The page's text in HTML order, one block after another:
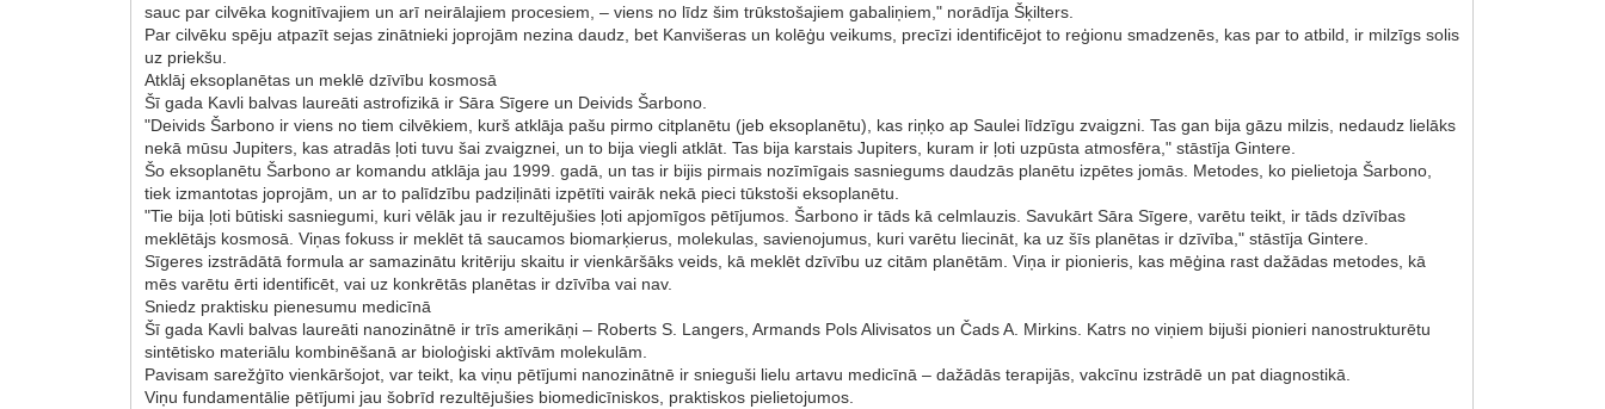
sauc par cilvēka kognitīvajiem un arī neirālajiem procesiem, – viens no līdz šim trūkstošajiem gabaliņiem," norādīja Šķilters.
Par cilvēku spēju atpazīt sejas zinātnieki joprojām nezina daudz, bet Kanvišeras un kolēģu veikums, precīzi identificējot to reģionu smadzenēs, kas par to atbild, ir milzīgs solis
uz priekšu.
Atklāj eksoplanētas un meklē dzīvību kosmosā
Šī gada Kavli balvas laureāti astrofizikā ir Sāra Sīgere un Deivids Šarbono.
"Deivids Šarbono ir viens no tiem cilvēkiem, kurš atklāja pašu pirmo citplanētu (jeb eksoplanētu), kas riņķo ap Saulei līdzīgu zvaigzni. Tas gan bija gāzu milzis, nedaudz lielāks
nekā mūsu Jupiters, kas atradās ļoti tuvu šai zvaigznei, un to bija viegli atklāt. Tas bija karstais Jupiters, kuram ir ļoti uzpūsta atmosfēra," stāstīja Gintere.
Šo eksoplanētu Šarbono ar komandu atklāja jau 1999. gadā, un tas ir bijis pirmais nozīmīgais sasniegums daudzās planētu izpētes jomās. Metodes, ko pielietoja Šarbono,
tiek izmantotas joprojām, un ar to palīdzību padziļināti izpētīti vairāk nekā pieci tūkstoši eksoplanētu.
"Tie bija ļoti būtiski sasniegumi, kuri vēlāk jau ir rezultējušies ļoti apjomīgos pētījumos. Šarbono ir tāds kā celmlauzis. Savukārt Sāra Sīgere, varētu teikt, ir tāds dzīvības
meklētājs kosmosā. Viņas fokuss ir meklēt tā saucamos biomarķierus, molekulas, savienojumus, kuri varētu liecināt, ka uz šīs planētas ir dzīvība," stāstīja Gintere.
Sīgeres izstrādātā formula ar samazinātu kritēriju skaitu ir vienkāršāks veids, kā meklēt dzīvību uz citām planētām. Viņa ir pionieris, kas mēģina rast dažādas metodes, kā
mēs varētu ērti identificēt, vai uz konkrētās planētas ir dzīvība vai nav.
Sniedz praktisku pienesumu medicīnā
Šī gada Kavli balvas laureāti nanozinātnē ir trīs amerikāņi – Roberts S. Langers, Armands Pols Alivisatos un Čads A. Mirkins. Katrs no viņiem bijuši pionieri nanostrukturētu
sintētisko materiālu kombinēšanā ar bioloģiski aktīvām molekulām.
Pavisam sarežģīto vienkāršojot, var teikt, ka viņu pētījumi nanozinātnē ir snieguši lielu artavu medicīnā – dažādās terapijās, vakcīnu izstrādē un pat diagnostikā.
Viņu fundamentālie pētījumi jau šobrīd rezultējušies biomedicīniskos, praktiskos pielietojumos.